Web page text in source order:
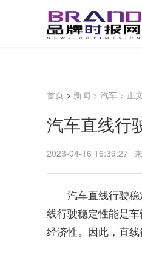
首页 > 新闻 > 汽车 > 正
汽车直线行
2023-04-16 16:39:27
汽车直线行驶
线行驶稳定性能是
经济性。因此，直